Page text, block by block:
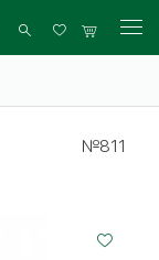
Войти
№811